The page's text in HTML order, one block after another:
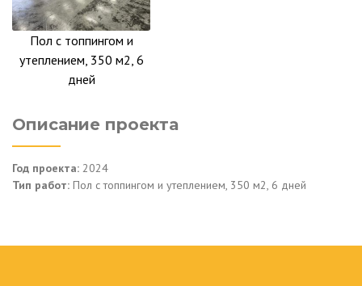
Пол с топпингом и
утеплением, 350 м2, 6
дней
Описание проекта
Год проекта: 2024
Тип работ: Пол с топпингом и утеплением, 350 м2, 6 дней